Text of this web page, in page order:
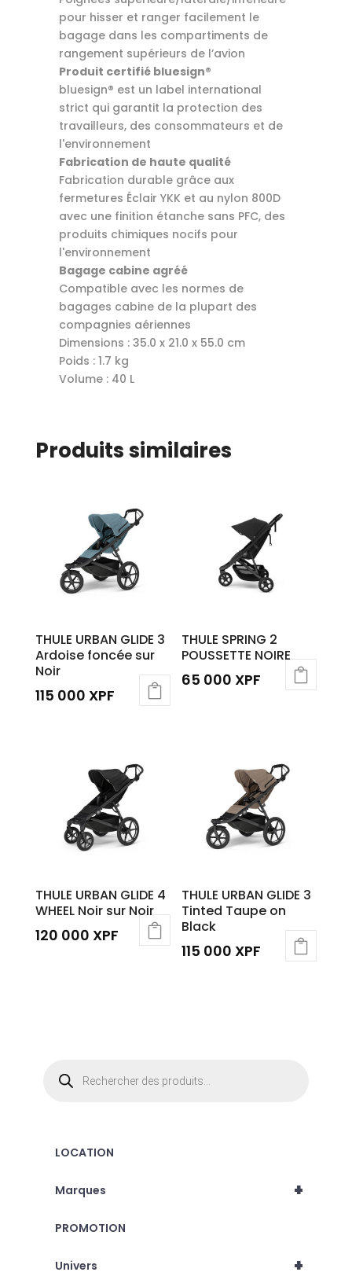
pour hisser et ranger facilement le
bagage dans les compartiments de
rangement supérieurs de l’avion
Produit certifié bluesign®
bluesign® est un label international
strict qui garantit la protection des
travailleurs, des consommateurs et de
l'environnement
Fabrication de haute qualité
Fabrication durable grâce aux
fermetures Éclair YKK et au nylon 800D
avec une finition étanche sans PFC, des
produits chimiques nocifs pour
l'environnement
Bagage cabine agréé
Compatible avec les normes de
bagages cabine de la plupart des
compagnies aériennes
Dimensions : 35.0 x 21.0 x 55.0 cm
Poids : 1.7 kg
Volume : 40 L
Produits similaires
THULE URBAN GLIDE 3
Ardoise foncée sur
Noir
115 000 XPF
THULE SPRING 2
POUSSETTE NOIRE
65 000 XPF
THULE URBAN GLIDE 4
WHEEL Noir sur Noir
120 000 XPF
THULE URBAN GLIDE 3
Tinted Taupe on
Black
115 000 XPF
produits
LOCATION
+
Marques
PROMOTION
+
Univers